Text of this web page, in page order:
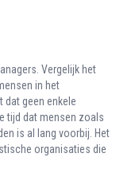
Vergelijk het
in het
dat geen enkele
tijd dat mensen zoals
is al lang voorbij. Het
organisaties die